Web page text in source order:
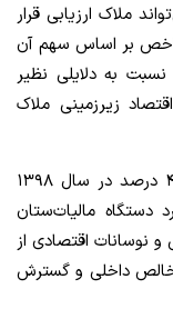
ملاک ارزیابی قرار
بر اساس سهم آن
نسبت به دلایلی نظیر
زیرزمینی ملاک
این نسبت از ۶.۹ درصد در سال ۱۳۹۲ به ۴.۱ درصد در سال ۱۳۹۸
دستگاه مالیات‌ستان
نوسانات اقتصادی از
ناخالص داخلی و گسترش